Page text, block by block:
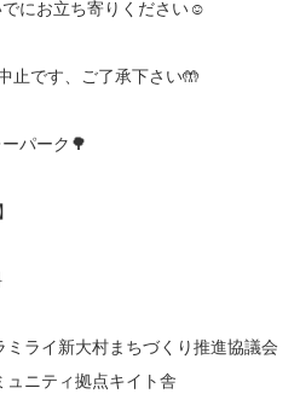
にお立ち寄りください☺️
止です、ご了承下さい🤲
パーク🌳
ミライ新大村まちづくり推進協議会
ュニティ拠点キイト舎